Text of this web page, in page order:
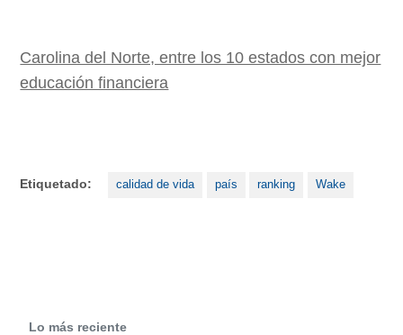
Carolina del Norte, entre los 10 estados con mejor
educación financiera
Etiquetado: calidad de vida país ranking Wake
Lo más reciente